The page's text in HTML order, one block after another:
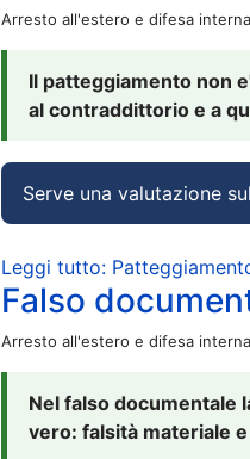
Arresto all'estero e difesa
Il patteggiamento non
al contraddittorio e a
Serve una valutazione
Leggi tutto:
Falso
Arresto all'estero e difesa
Nel falso documentale
vero: falsità materiale